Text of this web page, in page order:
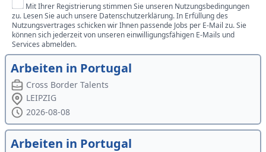
Mit Ihrer Registrierung stimmen Sie unseren Nutzungsbedingungen
zu. Lesen Sie auch unsere Datenschutzerklärung. In Erfüllung des
Nutzungsvertrages schicken wir Ihnen passende Jobs per E-Mail zu. Sie
können sich jederzeit von unseren einwilligungsfähigen E-Mails und
Services abmelden.
Arbeiten in Portugal
Cross Border Talents
LEIPZIG
2026-08-08
Arbeiten in Portugal